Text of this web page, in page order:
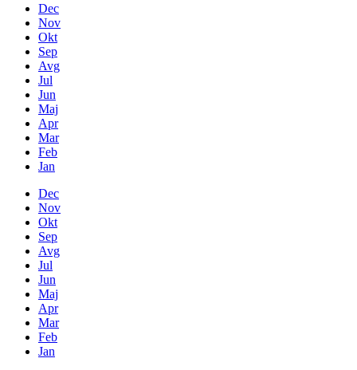
Dec
Nov
Okt
Sep
Avg
Jul
Jun
Maj
Apr
Mar
Feb
Jan
Dec
Nov
Okt
Sep
Avg
Jul
Jun
Maj
Apr
Mar
Feb
Jan